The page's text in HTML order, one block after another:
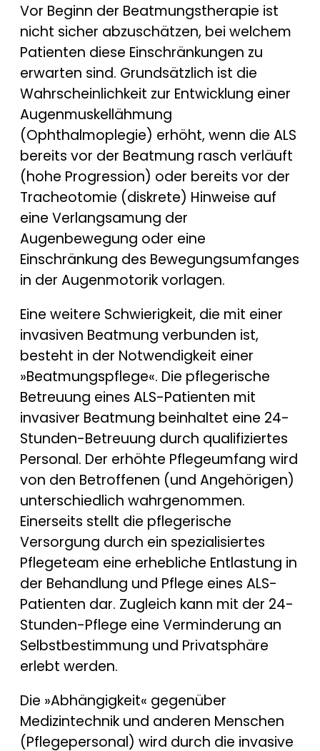
Vor Beginn der Beatmungstherapie ist
nicht sicher abzuschätzen, bei welchem
Patienten diese Einschränkungen zu
erwarten sind. Grundsätzlich ist die
Wahrscheinlichkeit zur Entwicklung einer
Augenmuskellähmung
(Ophthalmoplegie) erhöht, wenn die ALS
bereits vor der Beatmung rasch verläuft
(hohe Progression) oder bereits vor der
Tracheotomie (diskrete) Hinweise auf
eine Verlangsamung der
Augenbewegung oder eine
Einschränkung des Bewegungsumfanges
in der Augenmotorik vorlagen.
Eine weitere Schwierigkeit, die mit einer
invasiven Beatmung verbunden ist,
besteht in der Notwendigkeit einer
»Beatmungspflege«. Die pflegerische
Betreuung eines ALS-Patienten mit
invasiver Beatmung beinhaltet eine 24-
Stunden-Betreuung durch qualifiziertes
Personal. Der erhöhte Pflegeumfang wird
von den Betroffenen (und Angehörigen)
unterschiedlich wahrgenommen.
Einerseits stellt die pflegerische
Versorgung durch ein spezialisiertes
Pflegeteam eine erhebliche Entlastung in
der Behandlung und Pflege eines ALS-
Patienten dar. Zugleich kann mit der 24-
Stunden-Pflege eine Verminderung an
Selbstbestimmung und Privatsphäre
erlebt werden.
Die »Abhängigkeit« gegenüber
Medizintechnik und anderen Menschen
(Pflegepersonal) wird durch die invasive